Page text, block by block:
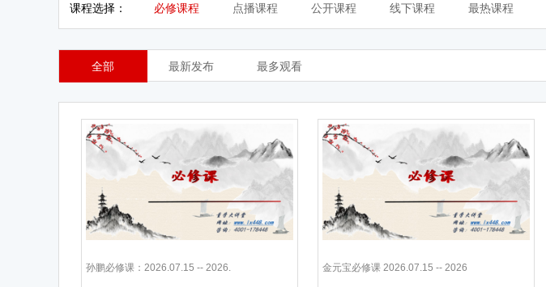
课程选择： 必修课程 点播课程 公开课程 线下课程 最热课程
全部 最新发布 最多观看
孙鹏必修课：2026.07.15 -- 2026. 金元宝必修课 2026.07.15 -- 2026